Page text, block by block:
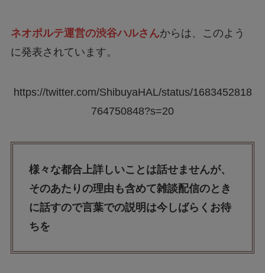
ネオポルテ運営の渋谷ハルさんからは、このよう
に発表されています。
https://twitter.com/ShibuyaHAL/status/1683452818
764750848?s=20
様々な都合上詳しいことは話せませんが、
そのあたりの理由も含めて雑談配信のとき
に話すので言葉での説明は今しばらくお待
ちを